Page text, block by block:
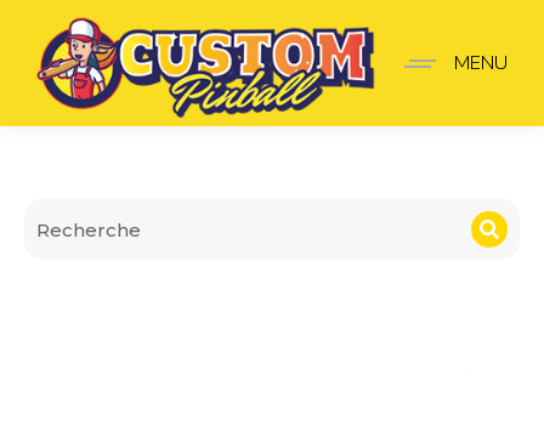
Lanceur Tales of the
MENU